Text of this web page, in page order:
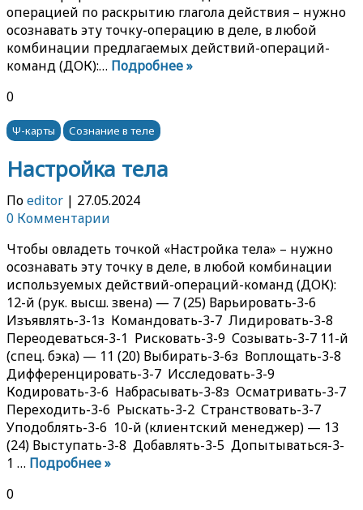
операцией по раскрытию глагола действия – нужно
осознавать эту точку-операцию в деле, в любой
комбинации предлагаемых действий-операций-
команд (ДОК):… Подробнее »
0
Ψ-карты Сознание в теле
Настройка тела
Поeditor | 27.05.2024
0 Комментарии
Чтобы овладеть точкой «Настройка тела» – нужно
осознавать эту точку в деле, в любой комбинации
используемых действий-операций-команд (ДОК):
12-й (рук. высш. звена) — 7 (25) Варьировать-3-6
Изъявлять-3-1з Командовать-3-7 Лидировать-3-8
Переодеваться-3-1 Рисковать-3-9 Созывать-3-7 11-й
(спец. бэка) — 11 (20) Выбирать-3-6з Воплощать-3-8
Дифференцировать-3-7 Исследовать-3-9
Кодировать-3-6 Набрасывать-3-8з Осматривать-3-7
Переходить-3-6 Рыскать-3-2 Странствовать-3-7
Уподоблять-3-6 10-й (клиентский менеджер) — 13
(24) Выступать-3-8 Добавлять-3-5 Допытываться-3-
1 … Подробнее »
0